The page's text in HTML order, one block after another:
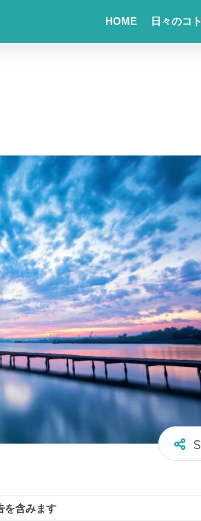
HOME 日々のコト
を含みます